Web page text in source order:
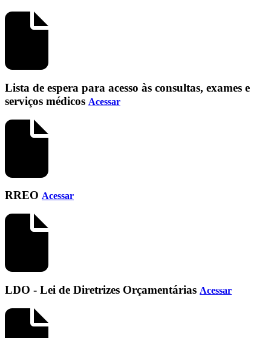
Lista de espera para acesso às consultas, exames e
serviços médicos Acessar
RREO Acessar
LDO - Lei de Diretrizes Orçamentárias Acessar